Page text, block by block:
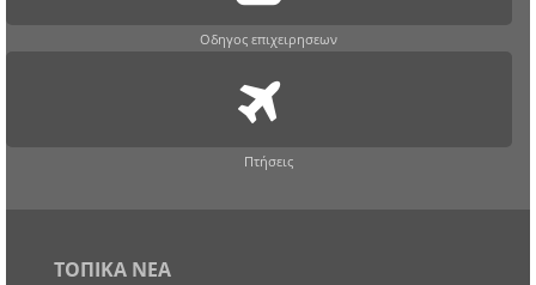
Οδηγος επιχειρησεων
Πτήσεις
ΤΟΠΙΚΑ ΝΕΑ